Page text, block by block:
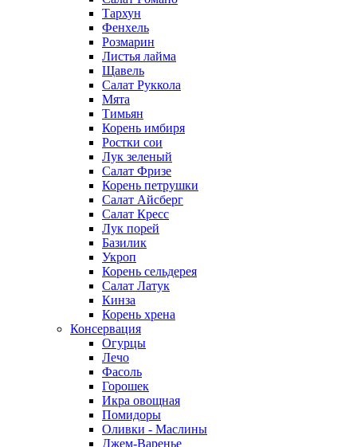
Тархун
Фенхель
Розмарин
Листья лайма
Щавель
Салат Руккола
Мята
Тимьян
Корень имбиря
Ростки сои
Лук зеленый
Салат Фризе
Корень петрушки
Салат Айсберг
Салат Кресс
Лук порей
Базилик
Укроп
Корень сельдерея
Салат Латук
Кинза
Корень хрена
Консервация
Огурцы
Лечо
Фасоль
Горошек
Икра овощная
Помидоры
Оливки - Маслины
Джем-Варенье